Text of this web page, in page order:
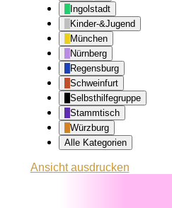
Ingolstadt
Kinder-&Jugend
München
Nürnberg
Regensburg
Schweinfurt
Selbsthilfegruppe
Stammtisch
Würzburg
Alle Kategorien
Ansichtausdrucken